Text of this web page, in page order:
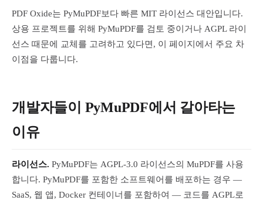
PDF Oxide는 PyMuPDF보다 빠른 MIT 라이선스 대안입니다.
상용 프로젝트를 위해 PyMuPDF를 검토 중이거나 AGPL 라이
선스 때문에 교체를 고려하고 있다면, 이 페이지에서 주요 차
이점을 다룹니다.
개발자들이 PyMuPDF에서 갈아타는
이유
라이선스. PyMuPDF는 AGPL-3.0 라이선스의 MuPDF를 사용
합니다. PyMuPDF를 포함한 소프트웨어를 배포하는 경우 —
SaaS, 웹 앱, Docker 컨테이너를 포함하여 — 코드를 AGPL로